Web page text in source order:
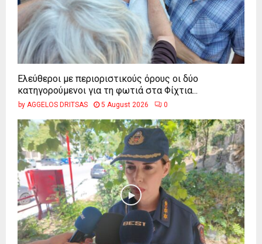
Ελεύθεροι με περιοριστικούς όρους οι δύο
κατηγορούμενοι για τη φωτιά στα Φίχτια...
by AGGELOS DRITSAS 5 August 2026 0